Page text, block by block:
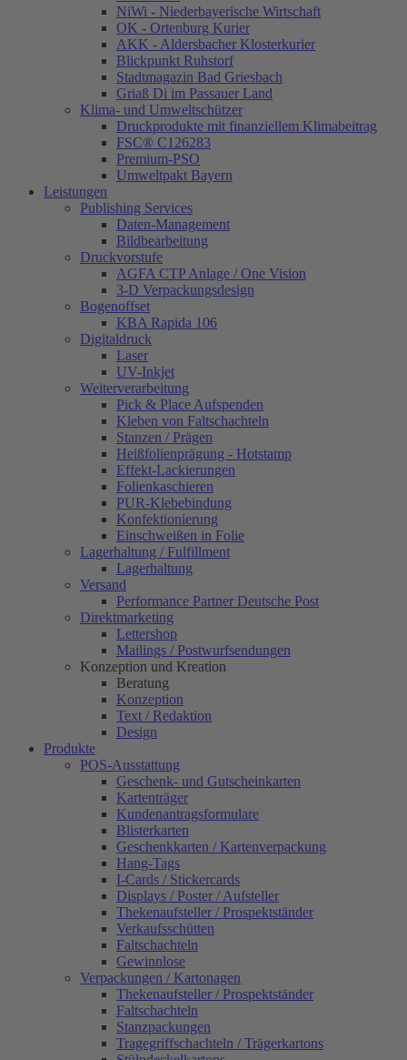
NiWi - Niederbayerische Wirtschaft
OK - Ortenburg Kurier
AKK - Aldersbacher Klosterkurier
Blickpunkt Ruhstorf
Stadtmagazin Bad Griesbach
Griaß Di im Passauer Land
Klima- und Umweltschützer
Druckprodukte mit finanziellem Klimabeitrag
FSC® C126283
Premium-PSO
Umweltpakt Bayern
Leistungen
Publishing Services
Daten-Management
Bildbearbeitung
Druckvorstufe
AGFA CTP Anlage / One Vision
3-D Verpackungsdesign
Bogenoffset
KBA Rapida 106
Digitaldruck
Laser
UV-Inkjet
Weiterverarbeitung
Pick & Place Aufspenden
Kleben von Faltschachteln
Stanzen / Prägen
Heißfolienprägung - Hotstamp
Effekt-Lackierungen
Folienkaschieren
PUR-Klebebindung
Konfektionierung
Einschweißen in Folie
Lagerhaltung / Fulfillment
Lagerhaltung
Versand
Performance Partner Deutsche Post
Direktmarketing
Lettershop
Mailings / Postwurfsendungen
Konzeption und Kreation
Beratung
Konzeption
Text / Redaktion
Design
Produkte
POS-Ausstattung
Geschenk- und Gutscheinkarten
Kartenträger
Kundenantragsformulare
Blisterkarten
Geschenkkarten / Kartenverpackung
Hang-Tags
I-Cards / Stickercards
Displays / Poster / Aufsteller
Thekenaufsteller / Prospektständer
Verkaufsschütten
Faltschachteln
Gewinnlose
Verpackungen / Kartonagen
Thekenaufsteller / Prospektständer
Faltschachteln
Stanzpackungen
Tragegriffschachteln / Trägerkartons